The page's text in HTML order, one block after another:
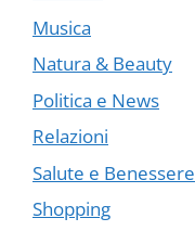
Musica
Natura & Beauty
Politica e News
Relazioni
Salute e Benessere
Shopping